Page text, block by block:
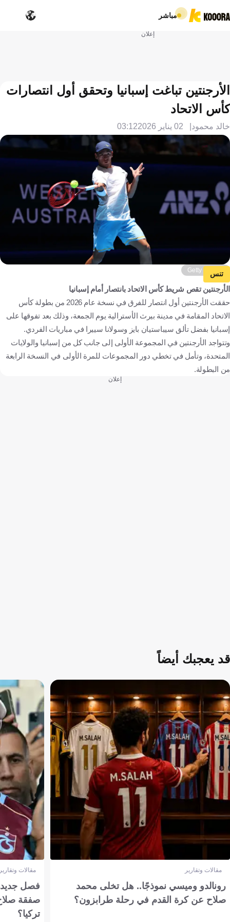
مباشر
إعلان
الأرجنتين تباغت إسبانيا وتحقق أول انتصارات
كأس الاتحاد
خالد محمود 02 يناير 2026 03:12
Getty Images
تنس
الأرجنتين تقص شريط كأس الاتحاد بانتصار أمام إسبانيا
حققت الأرجنتين أول انتصار للفرق في نسخة عام 2026 من بطولة كأس
الاتحاد المقامة في مدينة بيرث الأسترالية يوم الجمعة، وذلك بعد تفوقها على
إسبانيا بفضل تألق سيباستيان بايز وسولانا سييرا في مباريات الفردي.
وتتواجد الأرجنتين في المجموعة الأولى إلى جانب كل من إسبانيا والولايات
المتحدة، وتأمل في تخطي دور المجموعات للمرة الأولى في النسخة الرابعة
من البطولة.
إعلان
قد يعجبك أيضاً
مقالات وتقارير
رونالدو وميسي نموذجًا.. هل تخلى محمد
صلاح عن كرة القدم في رحلة طرابزون؟
مقالات
فصل جديد
صفقة
تركيا؟